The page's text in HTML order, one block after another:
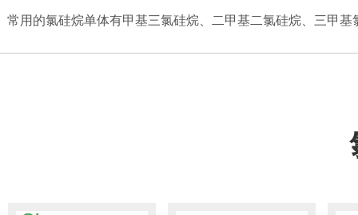
常用的氯硅烷单体有甲基三氯硅烷、二甲基二氯硅烷、三甲